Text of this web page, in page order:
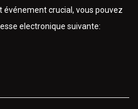
événement crucial, vous pouvez
electronique suivante: